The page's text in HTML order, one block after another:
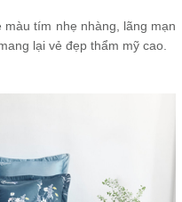
tím nhẹ nhàng, lãng mạn
lại vẻ đẹp thẩm mỹ cao.